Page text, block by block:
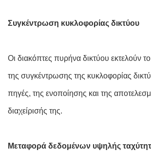
Συγκέντρωση κυκλοφορίας δικτύου
Οι διακόπτες πυρήνα δικτύου εκτελούν
της συγκέντρωσης της κυκλοφορίας
πηγές, της ενοποίησης και της
διαχείρισής της.
Μεταφορά δεδομένων υψηλής